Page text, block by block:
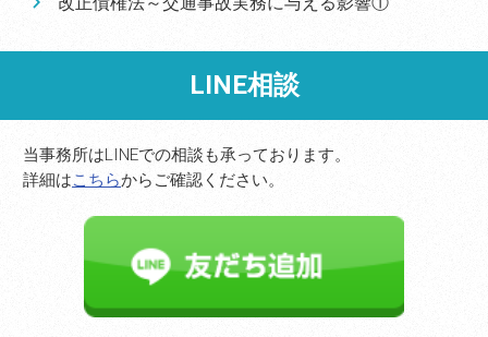
LINE相談
当事務所はLINEでの相談も承っております。
詳細はこちらからご確認ください。